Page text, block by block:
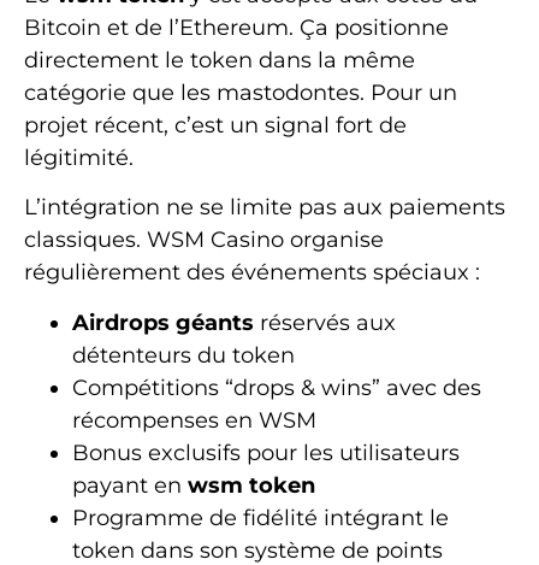
Bitcoin et de l’Ethereum. Ça positionne
directement le token dans la même
catégorie que les mastodontes. Pour un
projet récent, c’est un signal fort de
légitimité.
L’intégration ne se limite pas aux paiements
classiques. WSM Casino organise
régulièrement des événements spéciaux :
Airdrops géants réservés aux
détenteurs du token
Compétitions “drops & wins” avec des
récompenses en WSM
Bonus exclusifs pour les utilisateurs
payant en wsm token
Programme de fidélité intégrant le
token dans son système de points